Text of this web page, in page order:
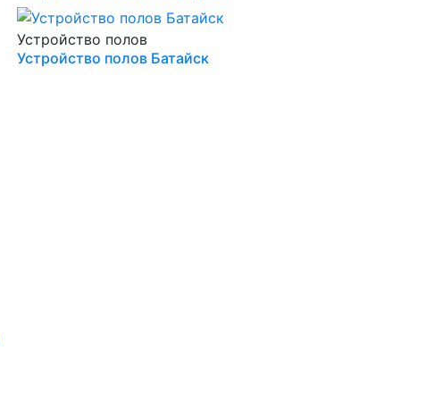
Устройство полов
Устройство полов Батайск